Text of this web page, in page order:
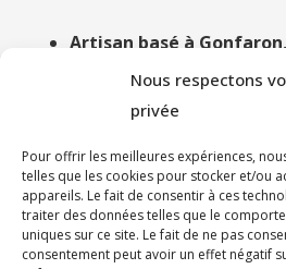
Nous respectons
privée
Pour offrir les meilleures expériences,
telles que les cookies pour stocker et/ou
appareils. Le fait de consentir à ces
traiter des données telles que le
uniques sur ce site. Le fait de ne pas
consentement peut avoir un effet négatif
Artisan basé à
un rayon d’intervention
département sans
Connaissance des
intenses, amplitudes
l’intérieur et le littoral, sol